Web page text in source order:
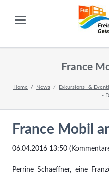
France
Home News Exkursions- &
-
France Mobil
06.04.2016 13:50
Perrine Schaeffner, eine